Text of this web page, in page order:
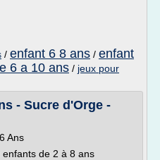
/ enfant 6 8 ans / enfant
6 a 10 ans / jeux pour
- Sucre d'Orge -
Ans
de 2 à 8 ans